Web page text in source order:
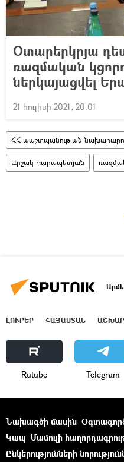
Օտարերկրյա
ռազմական
ներկայացվել
21 հուլիսի 2021, 20:01
ՀՀ պաշտպանության
Արշակ Կարապետյան
ԼՈՒՐԵՐ ՀԱՅԱՍՏԱՆ
Rutube Telegram
Նախագծի մասին
Կապ Մամուլի
Ընկերությունների